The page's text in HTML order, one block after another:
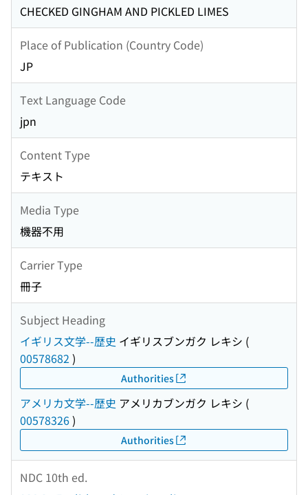
CHECKED GINGHAM AND PICKLED LIMES
Place of Publication (Country Code)
JP
Text Language Code
jpn
Content Type
テキスト
Media Type
機器不用
Carrier Type
冊子
Subject Heading
イギリス文学--歴史 イギリスブンガク レキシ (
00578682 )
Authorities
アメリカ文学--歴史 アメリカブンガク レキシ (
00578326)
Authorities
NDC 10th ed.